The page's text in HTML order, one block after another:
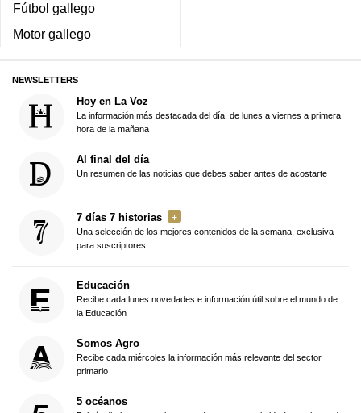
Fútbol gallego
Motor gallego
NEWSLETTERS
Hoy en La Voz
La información más destacada del día, de lunes a viernes a primera
hora de la mañana
Al final del día
Un resumen de las noticias que debes saber antes de acostarte
7 días 7 historias
Una selección de los mejores contenidos de la semana, exclusiva
para suscriptores
Educación
Recibe cada lunes novedades e información útil sobre el mundo de
la Educación
Somos Agro
Recibe cada miércoles la información más relevante del sector
primario
5 océanos